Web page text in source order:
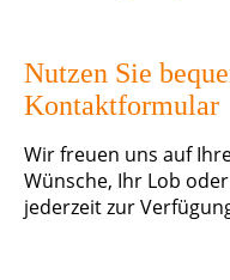
Nutzen Sie
Kontaktformular
Wir freuen uns auf
Wünsche, Ihr Lob
jederzeit zur